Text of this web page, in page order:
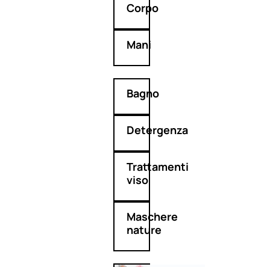
Corpo
Mani
Bagno
Detergenza
Trattamenti
viso
Maschere
nature